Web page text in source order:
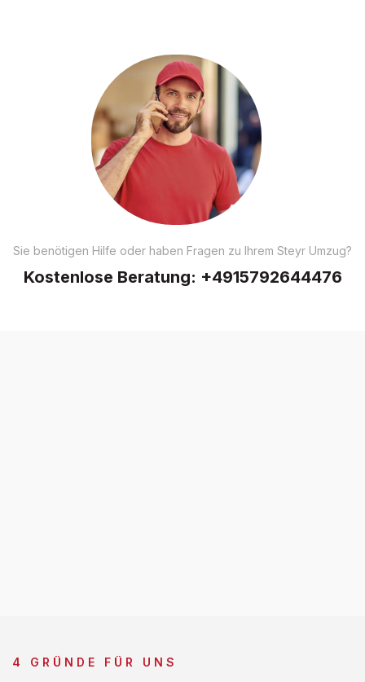
Sie benötigen Hilfe oder haben Fragen zu Ihrem Steyr Umzug?
Kostenlose Beratung: +4915792644476
4 GRÜNDE FÜR UNS